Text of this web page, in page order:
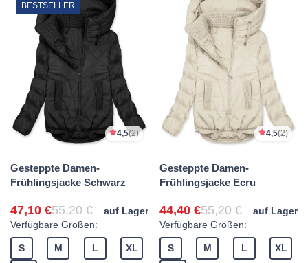
BESTSELLER
4,5(2)
Gesteppte Damen-
Frühlingsjacke Schwarz
47,10 €55,20 €
auf Lager
Verfügbare Größen:
S M L XL
4,5(2)
Gesteppte Damen-
Frühlingsjacke Ecru
44,40 €55,20 €
auf Lager
Verfügbare Größen:
S M L XL